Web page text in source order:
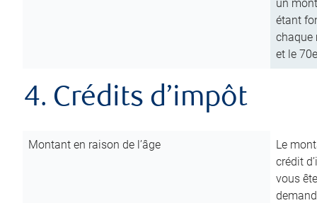
un
étant
chaque
et le
4. Crédits d’impôt
Montant en raison de l’âge
Le
crédit
vous